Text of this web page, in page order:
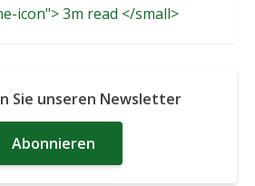
icon"> 3m read </small>
Sie unseren Newsletter
Abonnieren